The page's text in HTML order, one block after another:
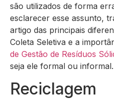
são utilizados de forma
esclarecer esse assunto,
artigo das principais
Coleta Seletiva e a
de Gestão de Resíduos
seja ele formal ou informal.
Reciclagem